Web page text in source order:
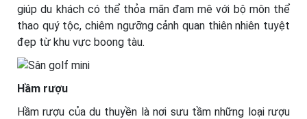
giúp du khách có thể thỏa mãn đam mê với bộ môn thể
thao quý tộc, chiêm ngưỡng cảnh quan thiên nhiên tuyệt
đẹp từ khu vực boong tàu.
Hầm rượu
Hầm rượu của du thuyền là nơi sưu tầm những loại rượu